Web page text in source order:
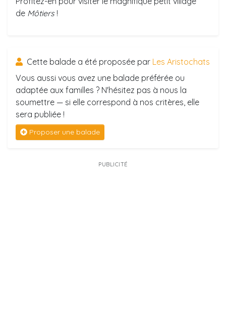
de Môtiers !
Cette balade a été proposée par Les Aristochats
Vous aussi vous avez une balade préférée ou
adaptée aux familles ? N'hésitez pas à nous la
soumettre — si elle correspond à nos critères, elle
sera publiée !
Proposer une balade
PUBLICITÉ